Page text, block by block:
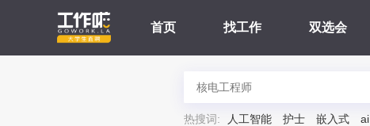
首页 找工作 双选会
热搜词: 人工智能 护士 嵌入式 ai